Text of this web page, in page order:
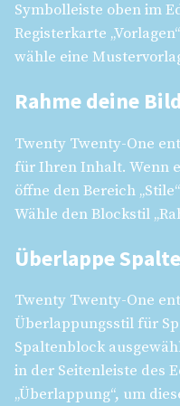
Symbolleiste oben im
Registerkarte
wähle eine
Rahme deine
Twenty Twenty-One
für Ihren Inhalt. Wenn
öffne den Bereich
Wähle den Blockstil
Überlappe
Twenty Twenty-One
Überlappungsstil für
Spaltenblock
in der Seitenleiste des
„Überlappung“, um